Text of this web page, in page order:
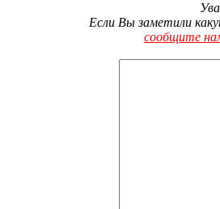
Если Вы заметили
сообщите